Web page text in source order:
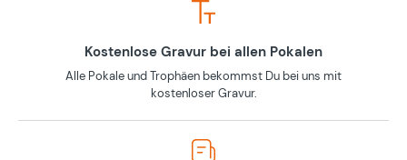
Kostenlose Gravur bei allen Pokalen
Alle Pokale und Trophäen bekommst Du bei uns mit
kostenloser Gravur.